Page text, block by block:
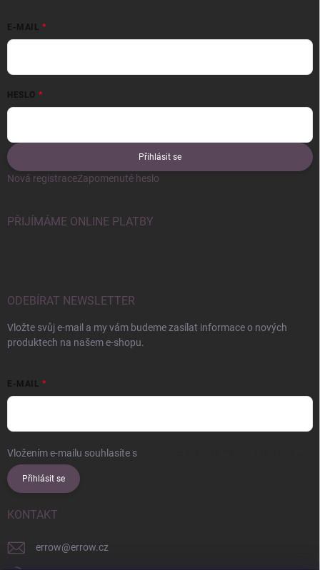
E-MAIL
HESLO
Přihlásit se
Nová registraceZapomenuté heslo
PŘIJÍMÁME ONLINE PLATBY
ODEBÍRAT NEWSLETTER
Vložte svůj e-mail a my vám budeme zasílat informace o nových
produktech na našem e-shopu.
E-MAIL
Vložením e-mailu souhlasíte s
Přihlásit se
KONTAKT
errow@errow.cz